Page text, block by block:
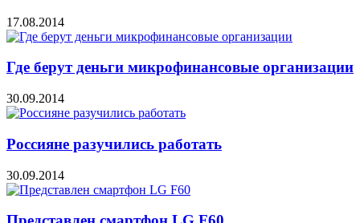
17.08.2014
Где берут деньги микрофинансовые организации
30.09.2014
Россияне разучились работать
30.09.2014